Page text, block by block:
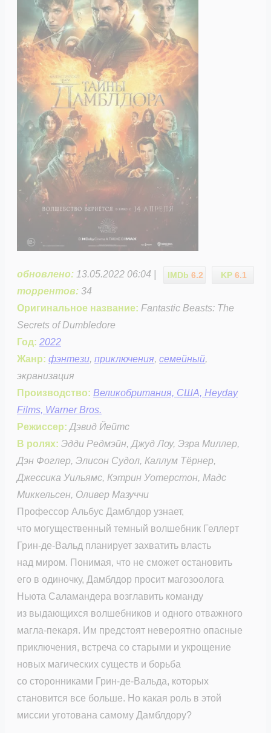
KP 6.1
IMDb 6.2
обновлено: 13.05.2022 06:04 |
торрентов: 34
Оригинальное название: Fantastic Beasts: The
Secrets of Dumbledore
Год: 2022
Жанр: фэнтези, приключения, семейный,
экранизация
Производство: Великобритания, США, Heyday
Films, Warner Bros.
Режиссер: Дэвид Йейтс
В ролях: Эдди Редмэйн, Джуд Лоу, Эзра Миллер,
Дэн Фоглер, Элисон Судол, Каллум Тёрнер,
Джессика Уильямс, Кэтрин Уотерстон, Мадс
Миккельсен, Оливер Мазуччи
Профессор Альбус Дамблдор узнает,
что могущественный темный волшебник Геллерт
Грин-де-Вальд планирует захватить власть
над миром. Понимая, что не сможет остановить
его в одиночку, Дамблдор просит магозоолога
Ньюта Саламандера возглавить команду
из выдающихся волшебников и одного отважного
магла-пекаря. Им предстоят невероятно опасные
приключения, встреча со старыми и укрощение
новых магических существ и борьба
со сторонниками Грин-де-Вальда, которых
становится все больше. Но какая роль в этой
миссии уготована самому Дамблдору?